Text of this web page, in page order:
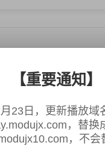
ぶ〜 / 玉响 第2期 / 玉响
贤一,则座诚
香,仪武祐子
【重要通知】
23日，更新播放域
，替换
，不会